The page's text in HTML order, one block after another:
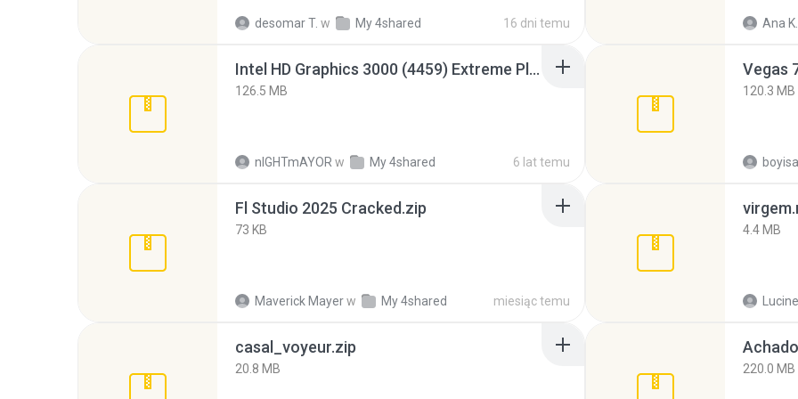
desomar T. w My 4shared 16 dni temu Ana K.
Intel HD Graphics 3000 (4459) Extreme Plus 2.0.zip
126.5 MB
nIGHTmAYOR w My 4shared 6 lat temu
Vegas
120.3 MB
Fl Studio 2025 Cracked.zip
73 KB
Maverick Mayerw My 4shared miesiąc temu
4.4 MB
casal_voyeur.zip
20.8 MB 220.0 MB